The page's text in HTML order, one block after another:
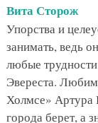
Вита Сторож
Упорства и
занимать, ведь
любые
Эвереста.
Холмсе» Артура
города берет, а